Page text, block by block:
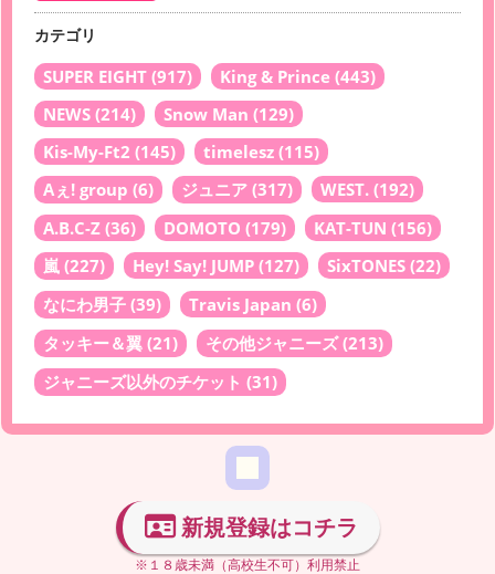
カテゴリ
SUPER EIGHT (917) King & Prince (443)
NEWS (214) Snow Man (129)
Kis-My-Ft2 (145) timelesz (115)
Aぇ! group (6) ジュニア (317) WEST. (192)
A.B.C-Z (36) DOMOTO (179) KAT-TUN (156)
嵐 (227) Hey! Say! JUMP (127) SixTONES (22)
なにわ男子 (39) Travis Japan (6)
タッキー＆翼 (21) その他ジャニーズ(213)
ジャニーズ以外のチケット (31)
新規登録はコチラ
※１８歳未満（高校生不可）利用禁止